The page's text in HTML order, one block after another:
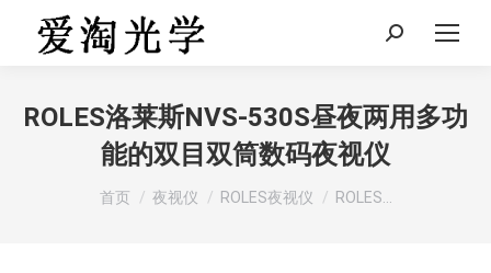
Search:
ROLES洛莱斯NVS-530S昼夜两用多功
能的双目双筒数码夜视仪
您在这里：
首页 夜视仪 ROLES夜视仪 ROLES…